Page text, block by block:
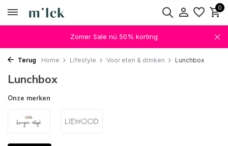
0
Zomer Sale nú 50% korting
Terug Home Lifestyle Voor eten & drinken Lunchbox
Lunchbox
Onze merken